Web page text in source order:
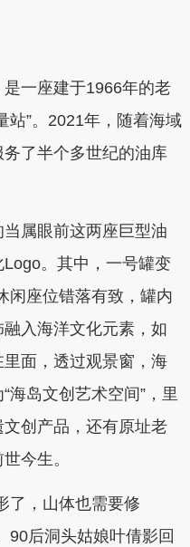
一座建于1966年的老
站”。2021年，随着海域
了半个多世纪的油库
属眼前这两座巨型油
。其中，一号罐变
闲座位错落有致，罐内
入海洋文化元素，如
面，透过观景窗，海
海岛文创艺术空间”，里
创产品，还有原址老
今生。
，山体也需要修
90后洞头姑娘叶倩影回